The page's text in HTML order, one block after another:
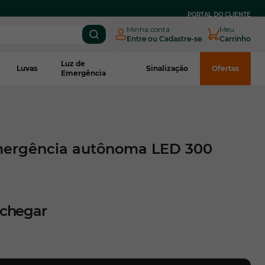
PORTAL DO CLIENTE
Minha conta
Entre ou Cadastre-se
Meu
Carrinho
Luvas
Luz de
Emergência
Sinalização Ofertas
autônoma LED 300